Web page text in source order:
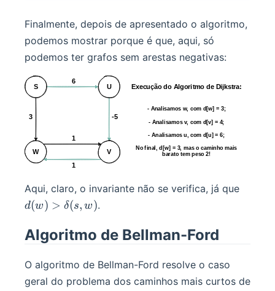
Finalmente, depois de apresentado o algoritmo,
podemos mostrar porque é que, aqui, só
podemos ter grafos sem arestas negativas:
Aqui, claro, o invariante não se verifica, já que
d(w) > δ(s, w).
Algoritmo de Bellman-Ford
O algoritmo de Bellman-Ford resolve o caso
geral do problema dos caminhos mais curtos de